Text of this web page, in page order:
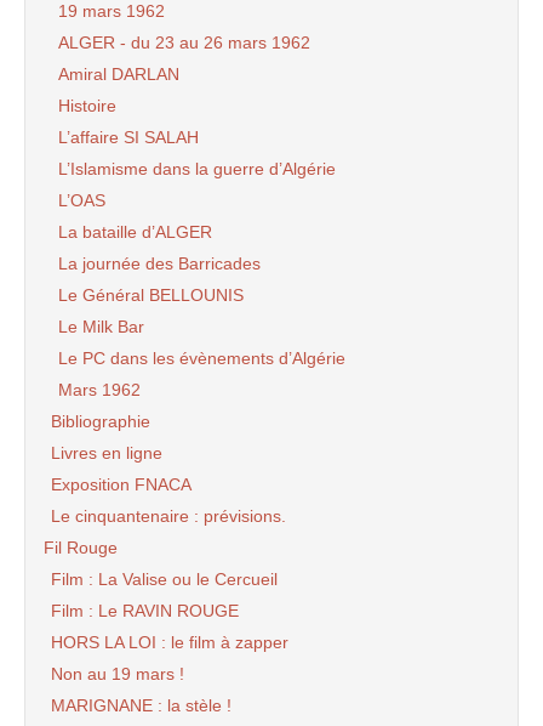
19 mars 1962
ALGER - du 23 au 26 mars 1962
Amiral DARLAN
Histoire
L’affaire SI SALAH
L’Islamisme dans la guerre d’Algérie
L’OAS
La bataille d’ALGER
La journée des Barricades
Le Général BELLOUNIS
Le Milk Bar
Le PC dans les évènements d’Algérie
Mars 1962
Bibliographie
Livres en ligne
Exposition FNACA
Le cinquantenaire : prévisions.
Fil Rouge
Film : La Valise ou le Cercueil
Film : Le RAVIN ROUGE
HORS LA LOI : le film à zapper
Non au 19 mars !
MARIGNANE : la stèle !